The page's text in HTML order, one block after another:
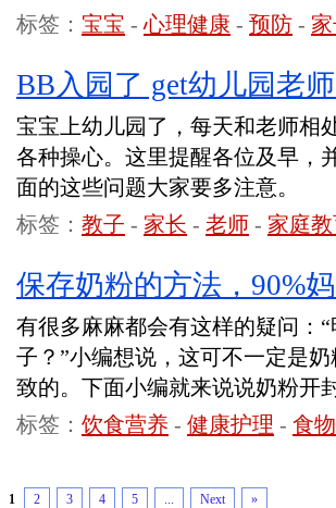
标签： 宝宝 -心理健康 - 预防 -
BB入园了 get幼儿园老
宝宝上幼儿园了，每天和老师相
各种操心。这里提醒各位及早，
面的这些问题大家要多注意。
标签： 教子 - 家长 - 老师 - 家庭
保存奶粉的方法，90%
有很多麻麻都会有这样的疑问：
子？”小编想说，这可不一定是
致的。下面小编就来说说奶粉开
标签： 饮食营养 - 健康护理 - 食物
1 2 3 4 5 ... Next »